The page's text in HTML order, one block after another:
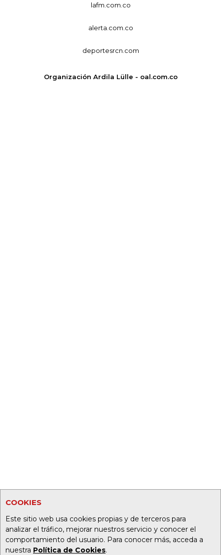
COOKIES
Este sitio web usa cookies propias y de terceros para
analizar el tráfico, mejorar nuestros servicio y conocer el
comportamiento del usuario. Para conocer más, acceda a
nuestra Política de Cookies.
lafm.com.co
alerta.com.co
deportesrcn.com
Organización Ardila Lülle - oal.com.co